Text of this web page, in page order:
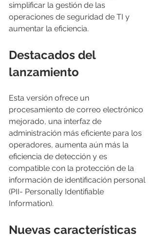
simplificar la gestión de las
operaciones de seguridad de TI y
aumentar la eficiencia.
Destacados del
lanzamiento
Esta versión ofrece un
procesamiento de correo electrónico
mejorado, una interfaz de
administración más eficiente para los
operadores, aumenta aún más la
eficiencia de detección y es
compatible con la protección de la
información de identificación personal
(PII- Personally Identifiable
Information).
Nuevas características